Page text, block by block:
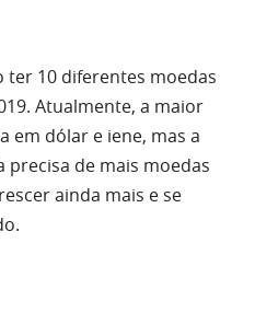
ter 10 diferentes moedas
Atualmente, a maior
em dólar e iene, mas a
de mais moedas
ainda mais e se